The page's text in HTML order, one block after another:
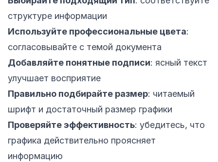
структуре информации
Используйте профессиональные цвета:
согласовывайте с темой документа
Добавляйте понятные подписи: ясный текст
улучшает восприятие
Правильно подбирайте размер: читаемый
шрифт и достаточный размер графики
Проверяйте эффективность: убедитесь, что
графика действительно проясняет
информацию